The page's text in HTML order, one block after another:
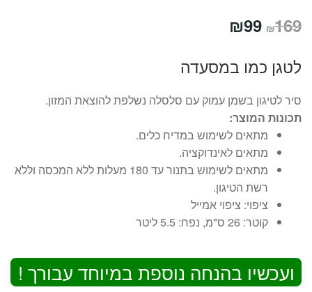
₪169 המחיר
היה:
₪169.
₪99
הוא:
₪99.
לטגן כמו במסעדה
סיר לטיגון בשמן עמוק עם סלסלה נשלפת להוצאת המזון.
תכונות המוצר:
מתאים לשימוש במדיח כלים.
מתאים לאינדוקציה.
מתאים לשימוש בתנור עד 180 מעלות ללא המכסה וללא
רשת הטיגון.
ציפוי: ציפוי אמייל
קוטר: 26 ס"מ, נפח: 5.5 ליטר
ועכשיו בהנחה נוספת במיוחד עבורך !